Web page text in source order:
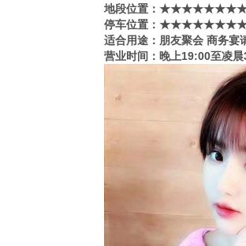
地段位置：
停车位置：
适合用途：朋友聚会 商务宴
营业时间：晚上19:00至凌